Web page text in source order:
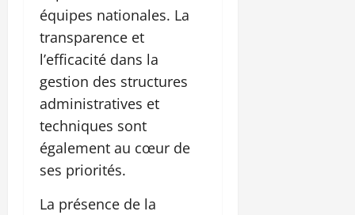
équipes nationales. La
transparence et
l’efficacité dans la
gestion des structures
administratives et
techniques sont
également au cœur de
ses priorités.
La présence de la